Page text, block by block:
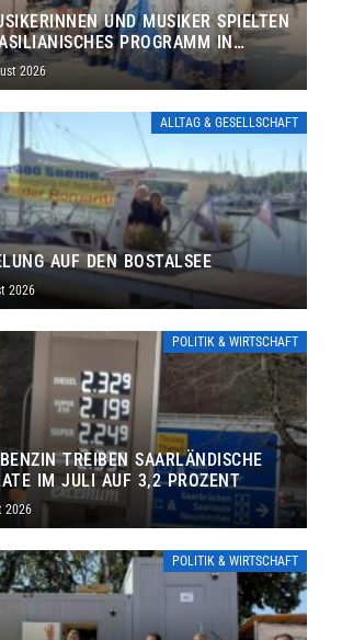
UND MUSIKER SPIELTEN
PROGRAMM IN
2026
ALLTAG & GESELLSCHAFT
AUF DEN BOSTALSEE
2026
POLITIK & WIRTSCHAFT
TREIBEN SAARLÄNDISCHE
IM JULI AUF 3,2 PROZENT
2026
POLITIK & WIRTSCHAFT